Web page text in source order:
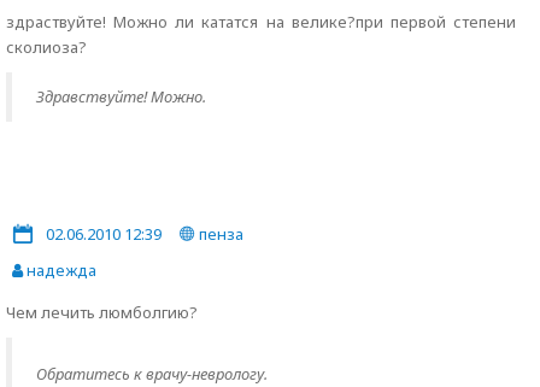
здраствуйте! Можно ли кататся на велике?при первой степени
сколиоза?
Здравствуйте! Можно.
02.06.2010 12:39
пенза
надежда
Чем лечить люмболгию?
Обратитесь к врачу-неврологу.